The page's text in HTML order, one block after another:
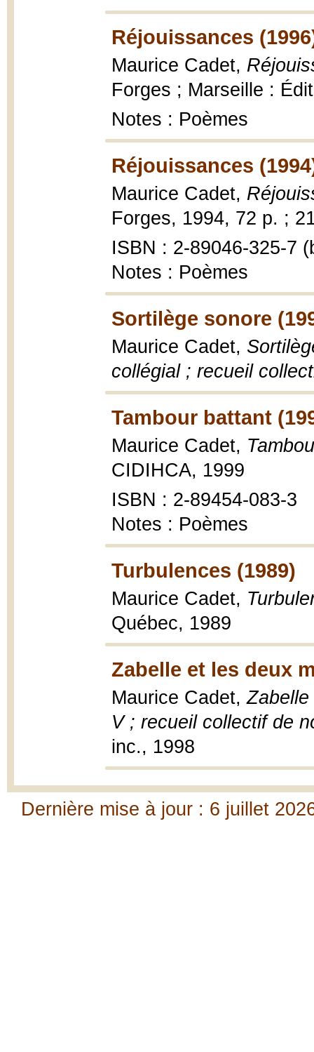
Réjouissances
Maurice Cadet,
Forges ; Marseille :
Notes : Poèmes
Réjouissances
Maurice Cadet,
Forges, 1994, 72 p. ;
ISBN : 2-89046-325-7
Notes : Poèmes
Sortilège sonore
Maurice Cadet,
collégial ; recueil
Tambour battant
Maurice Cadet,
CIDIHCA, 1999
ISBN : 2-89454-083-3
Notes : Poèmes
Turbulences (1989)
Maurice Cadet,
Québec, 1989
Zabelle et les deux
Maurice Cadet,
V ; recueil collectif de
inc., 1998
Dernière mise à jour : 6 juillet